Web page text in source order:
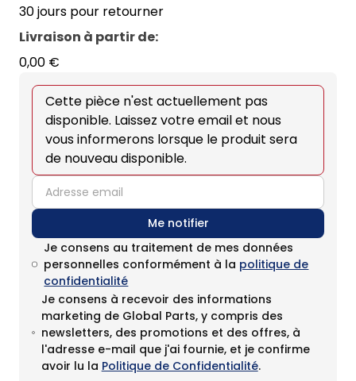
30 jours pour retourner
Livraison à partir de:
0,00 €
Cette pièce n'est actuellement pas
disponible. Laissez votre email et nous
vous informerons lorsque le produit sera
de nouveau disponible.
email
Me notifier
Je consens au traitement de mes données
personnelles conformément à la politique de
confidentialité
Je consens à recevoir des informations
marketing de Global Parts, y compris des
newsletters, des promotions et des offres, à
l'adresse e-mail que j'ai fournie, et je confirme
avoir lu la Politique de Confidentialité.